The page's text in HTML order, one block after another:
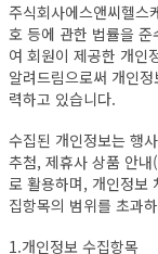
주식회사에스앤씨헬스
호 등에 관한 법률을
여 회원이 제공한 개인
알려드림으로써 개인
력하고 있습니다.
수집된 개인정보는 행
추첨, 제휴사 상품 안
로 활용하며, 개인정보
집항목의 범위를 초과
1.개인정보 수집항목